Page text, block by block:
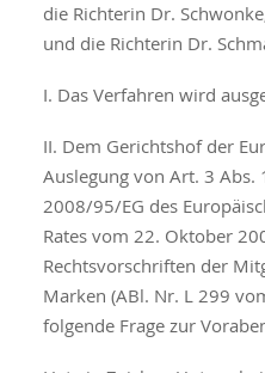
die Richterin Dr.
und die Richterin Dr.
I. Das Verfahren wird
II. Dem Gerichtshof der
Auslegung von Art. 3 Abs.
2008/95/EG des
Rates vom 22. Oktober
Rechtsvorschriften der
Marken (ABl. Nr. L 299
folgende Frage zur